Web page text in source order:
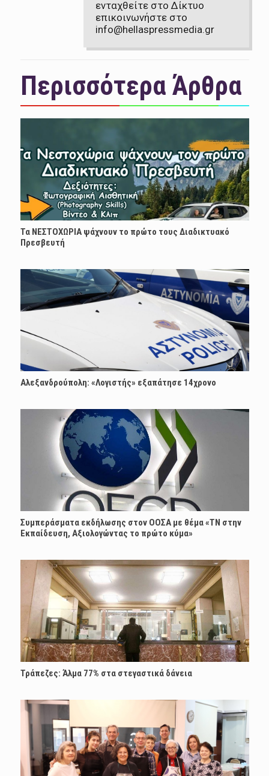
ενταχθείτε στο Δίκτυο
επικοινωνήστε στο
info@hellaspressmedia.gr
Περισσότερα Άρθρα
Τα ΝΕΣΤΟΧΩΡΙΑ ψάχνουν το πρώτο τους Διαδικτυακό
Πρεσβευτή
Αλεξανδρούπολη: «Λογιστής» εξαπάτησε 14χρονο
Συμπεράσματα εκδήλωσης στον ΟΟΣΑ με θέμα «ΤΝ στην
Εκπαίδευση, Αξιολογώντας το πρώτο κύμα»
Τράπεζες: Άλμα 77% στα στεγαστικά δάνεια